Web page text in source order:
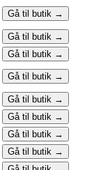
Gå til butik →
Gå til butik →
Gå til butik →
Gå til butik →
Gå til butik →
Gå til butik →
Gå til butik →
Gå til butik →